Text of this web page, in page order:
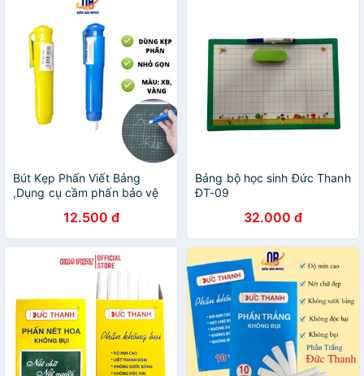
Bút Kẹp Phấn Viết Bảng
,Dụng cụ cầm phấn bảo vệ
điều chỉnh phấn, 2 màu Xanh
/ Vàng
12.500 đ
Bảng bộ học sinh Đức Thanh
ĐT-09
32.000 đ